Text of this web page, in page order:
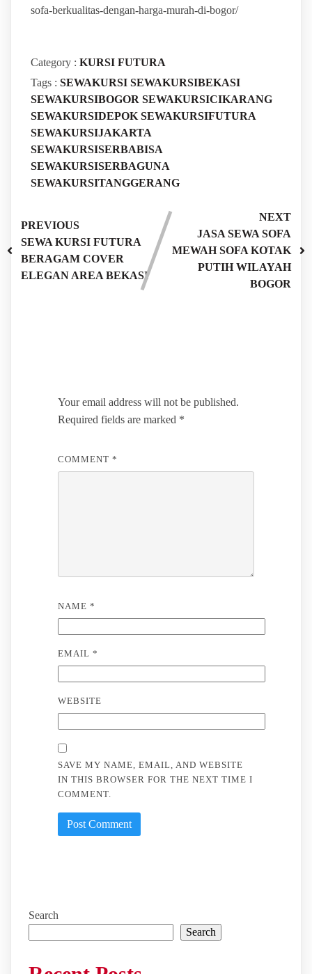
sofa-berkualitas-dengan-harga-murah-di-bogor/
Category : KURSI FUTURA
Tags : SEWAKURSI SEWAKURSIBEKASI
SEWAKURSIBOGOR SEWAKURSICIKARANG
SEWAKURSIDEPOK SEWAKURSIFUTURA
SEWAKURSIJAKARTA
SEWAKURSISERBABISA
SEWAKURSISERBAGUNA
SEWAKURSITANGGERANG
PREVIOUS
SEWA KURSI FUTURA
BERAGAM COVER
ELEGAN AREA BEKASI
NEXT
JASA SEWA SOFA
MEWAH SOFA KOTAK
PUTIH WILAYAH
BOGOR
Your email address will not be published.
Required fields are marked *
COMMENT *
NAME *
EMAIL *
WEBSITE
SAVE MY NAME, EMAIL, AND WEBSITE
IN THIS BROWSER FOR THE NEXT TIME I
COMMENT.
Search
Search